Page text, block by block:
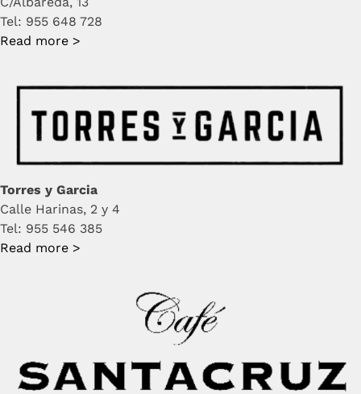
Tel: 955 648 728
Read more >
Torres y Garcia
Calle Harinas, 2 y 4
Tel: 955 546 385
Read more >